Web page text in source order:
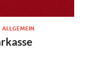
ALLGEMEIN